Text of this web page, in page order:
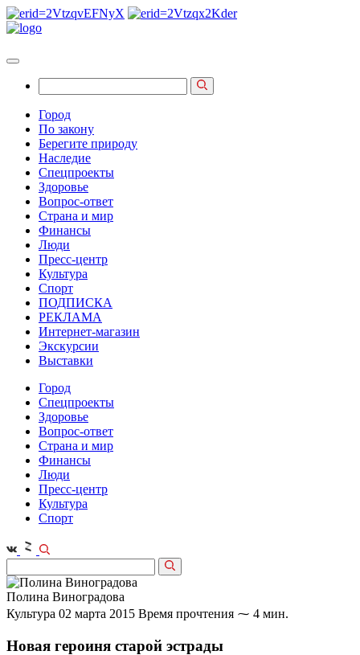
Город
По закону
Берегите природу
Наследие
Спецпроекты
Здоровье
Вопрос-ответ
Страна и мир
Финансы
Люди
Пресс-центр
Культура
Спорт
ПОДПИСКА
РЕКЛАМА
Интернет-магазин
Экскурсии
Выставки
Город
Спецпроекты
Здоровье
Вопрос-ответ
Страна и мир
Финансы
Люди
Пресс-центр
Культура
Спорт
Полина Виноградова
Культура 02 марта 2015 Время прочтения ⁓ 4 мин.
Новая героиня старой эстрады